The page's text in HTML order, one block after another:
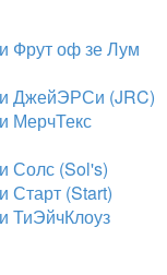
Фрут оф зе Лум
ДжейЭРСи (JRC)
МерчТекс
Солс (Sol's)
Старт (Start)
ТиЭйчКлоуз